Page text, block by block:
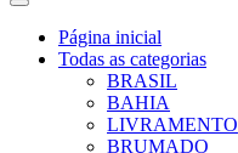
Página inicial
Todas as categorias
BRASIL
BAHIA
LIVRAMENTO
BRUMADO